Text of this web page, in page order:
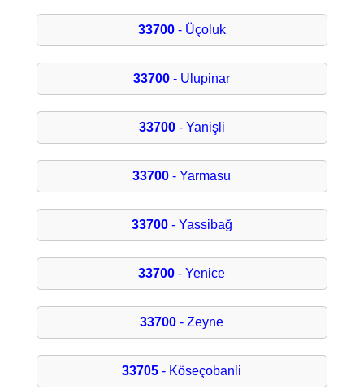
33700- Üçoluk
33700 - Ulupinar
33700- Yanişli
33700 - Yarmasu
33700- Yassibağ
33700 - Yenice
33700 - Zeyne
33705 - Köseçobanli